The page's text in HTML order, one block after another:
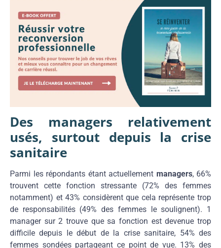
Des managers relativement
usés, surtout depuis la crise
sanitaire
Parmi les répondants étant actuellement managers, 66%
trouvent cette fonction stressante (72% des femmes
notamment) et 43% considèrent que cela représente trop
de responsabilités (49% des femmes le soulignent). 1
manager sur 2 trouve que sa fonction est devenue trop
difficile depuis le début de la crise sanitaire, 54% des
femmes sondées partageant ce point de vue. 13% des